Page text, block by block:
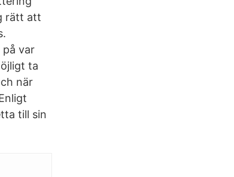
rätt att
på var
ta
när
till sin